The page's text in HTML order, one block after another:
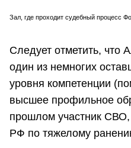
Зал, где проходит судебный процесс
Следует отметить, что
один из немногих
уровня компетенции
высшее профильное
прошлом участник
РФ по тяжелому